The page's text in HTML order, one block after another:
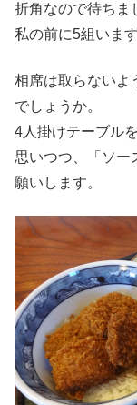
折角なので待ちま
私の前に5組います
相席は取らないよ
でしょうか。
4人掛けテーブル
思いつつ、「ソー
願いします。